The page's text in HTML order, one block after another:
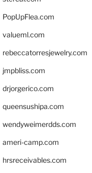
PopUpFlea.com
valueml.com
rebeccatorresjewelry.com
jmpbliss.com
drjorgerico.com
queensushipa.com
wendyweimerdds.com
ameri-camp.com
hrsreceivables.com